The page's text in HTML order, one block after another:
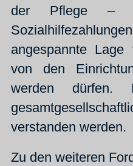
der Pflege –
angespannte
von den
werden dürfen.
verstanden werden.
Zu den weiteren